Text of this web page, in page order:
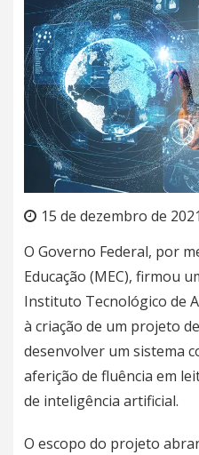
15 de dezembro de 2021
O Governo Federal, por
Educação (MEC), firmou
Instituto Tecnológico de
à criação de um projeto
desenvolver um sistema
aferição de fluência em
de inteligência artificial.
O escopo do projeto